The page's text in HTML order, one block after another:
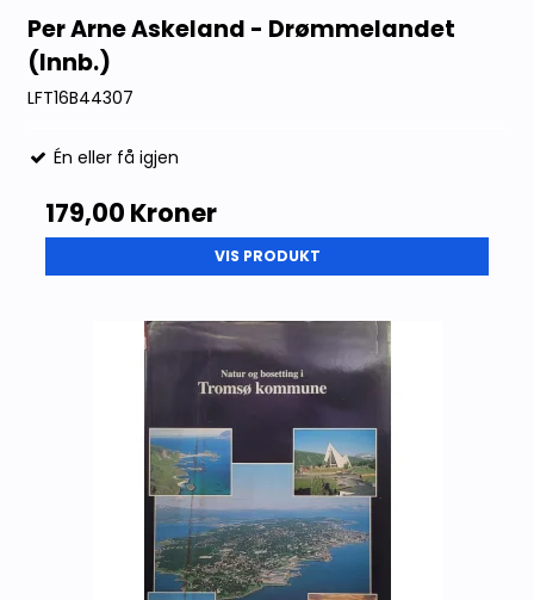
Per Arne Askeland - Drømmelandet
(Innb.)
LFT16B44307
Én eller få igjen
179,00 Kroner
VIS PRODUKT